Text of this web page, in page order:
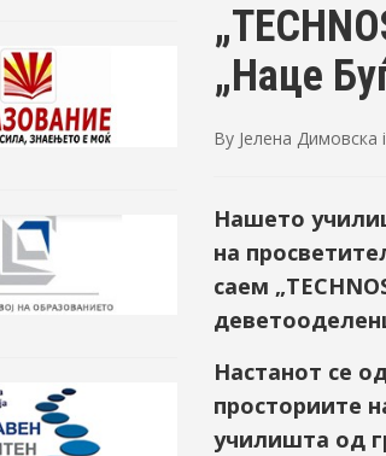
„Наце
By Јелена Димовска
Нашето
на
саем
Настанот се
просториите
училишта од